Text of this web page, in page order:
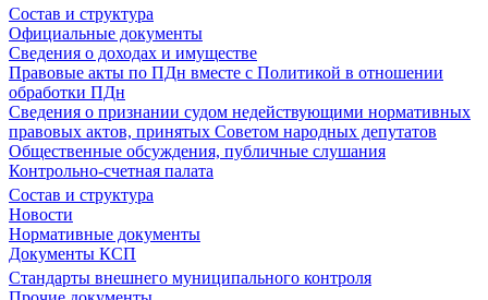
Состав и структура
Официальные документы
Сведения о доходах и имуществе
Правовые акты по ПДн вместе с Политикой в отношении
обработки ПДн
Сведения о признании судом недействующими нормативных
правовых актов, принятых Советом народных депутатов
Общественные обсуждения, публичные слушания
Контрольно-счетная палата
Состав и структура
Новости
Нормативные документы
Документы КСП
Стандарты внешнего муниципального контроля